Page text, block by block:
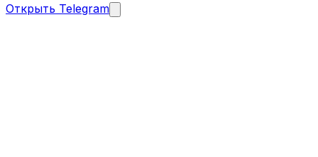
Открыть Telegram